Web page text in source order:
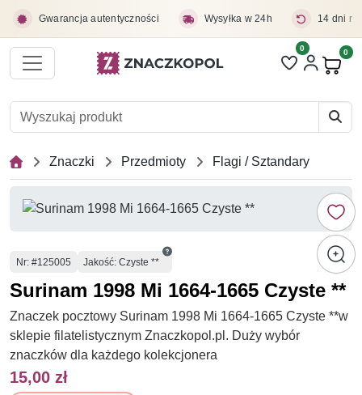
Gwarancja autentyczności Wysyłka w 24h 14 dni
Liczba pozycji
0 0
Znaczki Przedmioty Flagi / Sztandary
Numer
Nr: #125005 Jakość: Czyste **
Surinam 1998 Mi 1664-1665 Czyste **
Znaczek pocztowy Surinam 1998 Mi 1664-1665 Czyste **w
sklepie filatelistycznym Znaczkopol.pl. Duży wybór
znaczków dla każdego kolekcjonera
15,00 zł